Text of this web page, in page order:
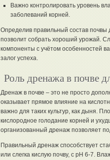
Важно контролировать уровень
заболеваний корней.
Определив правильный состав почвы
позволит собрать хороший урожай.
компоненты с учётом особенностей
залог успеха.
Роль дренажа в почве
Дренаж в почве – это не просто
оказывает прямое влияние на
важно для таких культур, как дыня.
кислородное голодание корней и
организованный дренаж позволяет
Правильный дренаж способствует
или слегка кислую почву, с pH 6-7.